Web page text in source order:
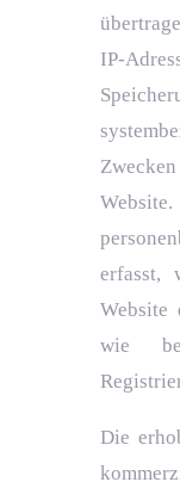
IP-
erfasst,
wie
Die